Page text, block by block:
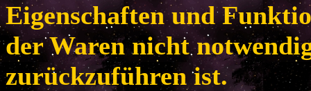
Eigenschaften und
der Waren nicht
zurückzuführen ist.